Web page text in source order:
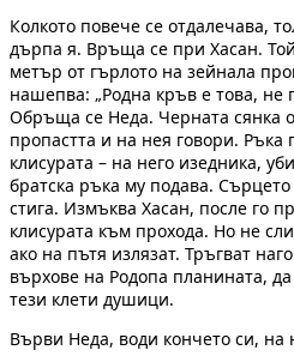
Колкото повече се отдалечава,
дърпа я. Връща се при Хасан.
метър от гърлото на зейнала
нашепва: „Родна кръв е това, не
Обръща се Неда. Черната сянка
пропастта и на нея говори. Ръка
клисурата – на него изедника,
братска ръка му подава.
стига. Измъква Хасан, после го
клисурата към прохода. Но не
ако на пътя излязат. Тръгват
върхове на Родопа планината,
тези клети душици.
Върви Неда, води кончето си, на